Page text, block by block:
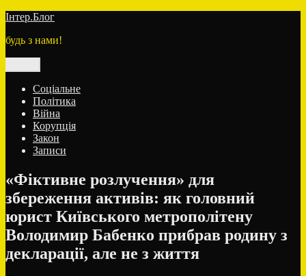
Перейти
вмісту
Інтер.Блог
будь з нами!
Соціальне
Політика
Війна
Корупція
Закон
Записи
«Фіктивне розлучення» для
збереження активів: як головний
юрист Київського метрополітену
Володимир Бабенко прибрав родину з
декларації, але не з життя